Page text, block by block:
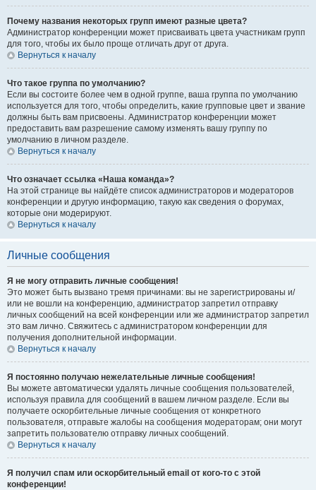
Почему названия некоторых групп имеют разные цвета?
Администратор конференции может присваивать цвета участникам групп
для того, чтобы их было проще отличать друг от друга.
Вернуться к началу
Что такое группа по умолчанию?
Если вы состоите более чем в одной группе, ваша группа по умолчанию
используется для того, чтобы определить, какие групповые цвет и звание
должны быть вам присвоены. Администратор конференции может
предоставить вам разрешение самому изменять вашу группу по
умолчанию в личном разделе.
Вернуться к началу
Что означает ссылка «Наша команда»?
На этой странице вы найдёте список администраторов и модераторов
конференции и другую информацию, такую как сведения о форумах,
которые они модерируют.
Вернуться к началу
Личные сообщения
Я не могу отправить личные сообщения!
Это может быть вызвано тремя причинами: вы не зарегистрированы и/
или не вошли на конференцию, администратор запретил отправку
личных сообщений на всей конференции или же администратор запретил
это вам лично. Свяжитесь с администратором конференции для
получения дополнительной информации.
Вернуться к началу
Я постоянно получаю нежелательные личные сообщения!
Вы можете автоматически удалять личные сообщения пользователей,
используя правила для сообщений в вашем личном разделе. Если вы
получаете оскорбительные личные сообщения от конкретного
пользователя, отправьте жалобы на сообщения модераторам; они могут
запретить пользователю отправку личных сообщений.
Вернуться к началу
Я получил спам или оскорбительный email от кого-то с этой
конференции!